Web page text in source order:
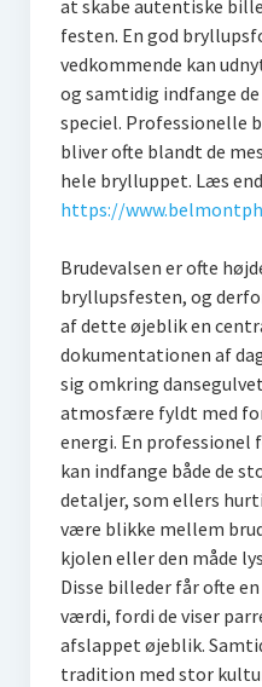
at skabe autentiske
festen. En god
vedkommende kan
og samtidig indfange
speciel. Professionelle
bliver ofte blandt de
hele brylluppet. Læs
https://
Brudevalsen er ofte
bryllupsfesten, og
af dette øjeblik en
dokumentationen af
sig omkring
atmosfære fyldt med
energi. En professionel
kan indfange både de
detaljer, som ellers
være blikke mellem
kjolen eller den måde
Disse billeder får ofte
værdi, fordi de viser
afslappet øjeblik.
tradition med stor